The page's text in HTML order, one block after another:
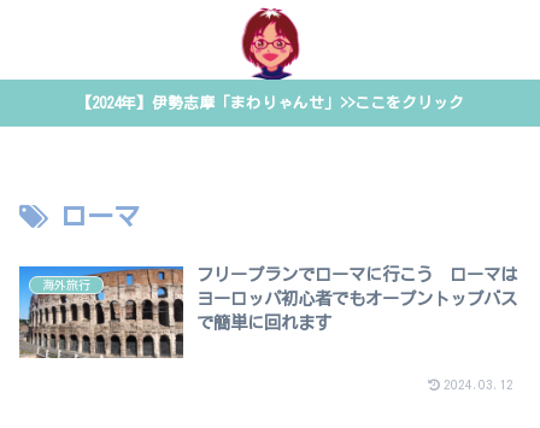
【2024年】伊勢志摩「まわりゃんせ」>>ここをクリック
ローマ
海外旅行
フリープランでローマに行こう ローマは
ヨーロッパ初心者でもオープントップバス
で簡単に回れます
2024.03.12